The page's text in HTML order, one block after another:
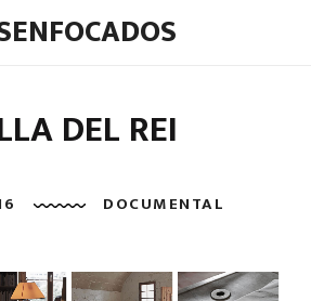
DEL REI
DOCUMENTAL